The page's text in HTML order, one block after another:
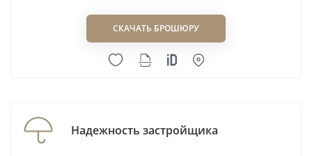
семьи, руководители и арендаторы, которым
нужен дом с приватной территорией. Поэтому
ликвидность зависит от метража, числа спален,
Для перепродажи сильнее работают готовые к
СКАЧАТЬ БРОШЮРУ
Надежность застройщика